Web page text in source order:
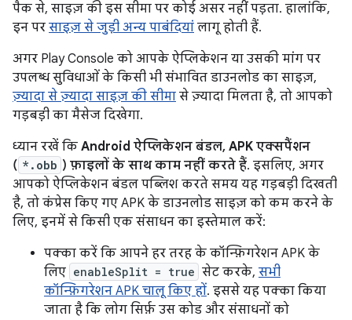
पैक से, साइज़ की इस सीमा पर कोई असर नहीं पड़ता. हालांकि,
इन पर साइज़ से जुड़ी अन्य पाबंदियां लागू होती हैं.
अगर Play Console को आपके ऐप्लिकेशन या उसकी मांग पर
उपलब्ध सुविधाओं के किसी भी संभावित डाउनलोड का साइज़,
ज़्यादा से ज़्यादा साइज़ की सीमा से ज़्यादा मिलता है, तो आपको
गड़बड़ी का मैसेज दिखेगा.
ध्यान रखें कि Android ऐप्लिकेशन बंडल, APK एक्सपैंशन
( *.obb ) फ़ाइलों के साथ काम नहीं करते हैं. इसलिए, अगर
आपको ऐप्लिकेशन बंडल पब्लिश करते समय यह गड़बड़ी दिखती
है, तो कंप्रेस किए गए APK के डाउनलोड साइज़ को कम करने के
लिए, इनमें से किसी एक संसाधन का इस्तेमाल करें:
पक्का करें कि आपने हर तरह के कॉन्फ़िगरेशन APK के
लिए enableSplit = true सेट करके, सभी
कॉन्फ़िगरेशन APK चालू किए हों. इससे यह पक्का किया
जाता है कि लोग सिर्फ़ उस कोड और संसाधनों को